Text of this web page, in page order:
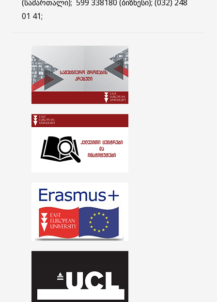
(სამართალი); 599 338180 (ბიზნესი); (032) 248
01 41;